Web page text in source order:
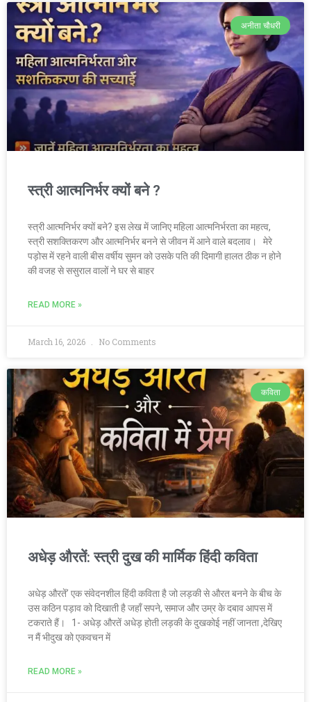
अनीता चौधरी
स्त्री आत्मनिर्भर क्यों बने ?
स्त्री आत्मनिर्भर क्यों बने? इस लेख में जानिए महिला आत्मनिर्भरता का महत्व,
स्त्री सशक्तिकरण और आत्मनिर्भर बनने से जीवन में आने वाले बदलाव। मेरे
पड़ोस में रहने वाली बीस वर्षीय सुमन को उसके पति की दिमागी हालत ठीक न होने
की वजह से ससुराल वालों ने घर से बाहर
READ MORE »
March 16, 2026 No Comments
कविता
अधेड़ औरतें: स्त्री दुख की मार्मिक हिंदी कविता
अधेड़ औरतें’ एक संवेदनशील हिंदी कविता है जो लड़की से औरत बनने के बीच के
उस कठिन पड़ाव को दिखाती है जहाँ सपने, समाज और उम्र के दबाव आपस में
टकराते हैं। 1- अधेड़ औरतें अधेड़ होती लड़की के दुखकोई नहीं जानता ,देखिए
न मैं भीदुख को एकवचन में
READ MORE »